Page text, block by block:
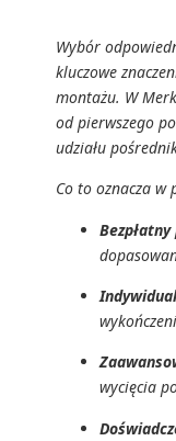
Wybór
kluczowe
montażu. W
od pierwszego
udziału
Co to oznacza w
wycięcia